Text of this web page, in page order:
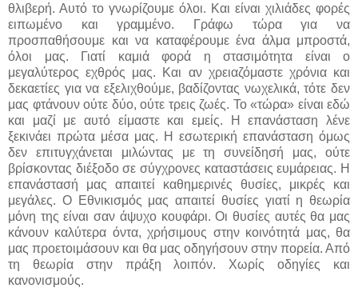
θλιβερή. Αυτό το γνωρίζουμε όλοι. Και είναι χιλιάδες φορές
ειπωμένο και γραμμένο. Γράφω τώρα για να
προσπαθήσουμε και να καταφέρουμε ένα άλμα μπροστά,
όλοι μας. Γιατί καμιά φορά η στασιμότητα είναι ο
μεγαλύτερος εχθρός μας. Και αν χρειαζόμαστε χρόνια και
δεκαετίες για να εξελιχθούμε, βαδίζοντας νωχελικά, τότε δεν
μας φτάνουν ούτε δύο, ούτε τρεις ζωές. Το «τώρα» είναι εδώ
και μαζί με αυτό είμαστε και εμείς. Η επανάσταση λένε
ξεκινάει πρώτα μέσα μας. Η εσωτερική επανάσταση όμως
δεν επιτυγχάνεται μιλώντας με τη συνείδησή μας, ούτε
βρίσκοντας διέξοδο σε σύγχρονες καταστάσεις ευμάρειας. Η
επανάστασή μας απαιτεί καθημερινές θυσίες, μικρές και
μεγάλες. Ο Εθνικισμός μας απαιτεί θυσίες γιατί η θεωρία
μόνη της είναι σαν άψυχο κουφάρι. Οι θυσίες αυτές θα μας
κάνουν καλύτερα όντα, χρήσιμους στην κοινότητά μας, θα
μας προετοιμάσουν και θα μας οδηγήσουν στην πορεία. Από
τη θεωρία στην πράξη λοιπόν. Χωρίς οδηγίες και
κανονισμούς.